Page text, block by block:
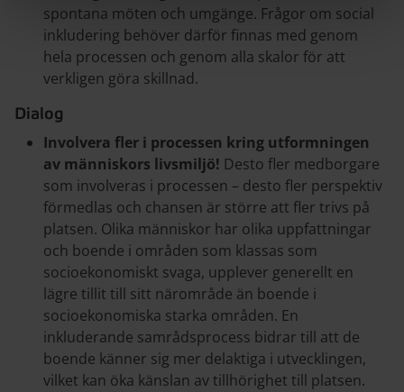
spontana möten och umgänge. Frågor om social
inkludering behöver därför finnas med genom
hela processen och genom alla skalor för att
verkligen göra skillnad.
Dialog
Involvera fler i processen kring utformningen
av människors livsmiljö! Desto fler medborgare
som involveras i processen – desto fler perspektiv
förmedlas och chansen är större att fler trivs på
platsen. Olika människor har olika uppfattningar
och boende i områden som klassas som
socioekonomiskt svaga, upplever generellt en
lägre tillit till sitt närområde än boende i
socioekonomiska starka områden. En
inkluderande samrådsprocess bidrar till att de
boende känner sig mer delaktiga i utvecklingen,
vilket kan öka känslan av tillhörighet till platsen.